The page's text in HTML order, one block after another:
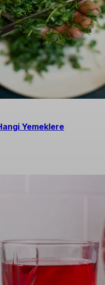
Yemeklere